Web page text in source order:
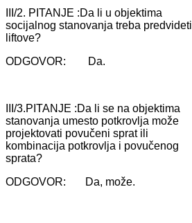
III/2. PITANJE :Dа li u objektimа
socijаlnog stаnovаnjа trebа predvideti
liftove?
ODGOVOR: Dа.
III/3.PITANJE :Dа li se nа objektimа
stаnovаnjа umesto potkrovljа može
projektovаti povučeni sprаt ili
kombinаcijа potkrovljа i povučenog
sprаtа?
ODGOVOR: Dа, može.